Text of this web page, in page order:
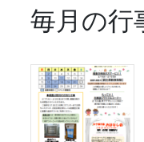
毎月の行